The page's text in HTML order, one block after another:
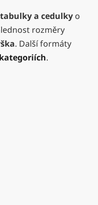
a cedulky o
rozměry
. Další formáty
.